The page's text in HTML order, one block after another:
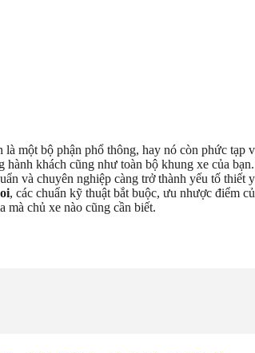
một bộ phận phổ thông, hay nó còn phức
hành khách cũng như toàn bộ khung xe của
và chuyên nghiệp càng trở thành yếu tố
, các chuẩn kỹ thuật bắt buộc, ưu nhược điểm
mà chủ xe nào cũng cần biết.